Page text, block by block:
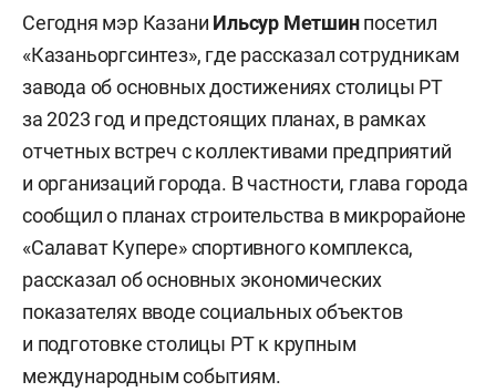
Сегодня мэр Казани Ильсур Метшинпосетил
«Казаньоргсинтез», где рассказал сотрудникам
завода об основных достижениях столицы РТ
за 2023 год и предстоящих планах, в рамках
отчетных встреч с коллективами предприятий
и организаций города. В частности, глава города
сообщил о планах строительства в микрорайоне
«Салават Купере» спортивного комплекса,
рассказал об основных экономических
показателях вводе социальных объектов
и подготовке столицы РТ к крупным
международным событиям.